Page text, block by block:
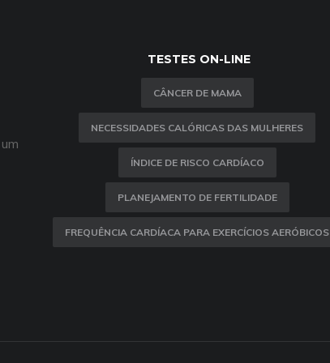
TESTES ON-LINE
CÂNCER DE MAMA
NECESSIDADES CALÓRICAS DAS MULHERES
ÍNDICE DE RISCO CARDÍACO
PLANEJAMENTO DE FERTILIDADE
FREQUÊNCIA CARDÍACA PARA EXERCÍCIOS AERÓBICOS